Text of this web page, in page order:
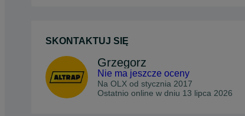
SKONTAKTUJ SIĘ
Grzegorz
Nie ma jeszcze oceny
Na OLX od stycznia 2017
Ostatnio online w dniu 13 lipca 2026